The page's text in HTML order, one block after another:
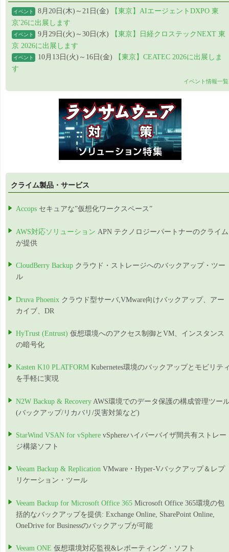
イベント 8月20日(木)～21日(金)
【東京】AIエージェントDXPO 東
京'26に出展します
イベント 9月29日(火)～30日(水)
【東京】日経クロステックNEXT 東
京 2026に出展します
イベント 10月13日(火)～16日(金)
【東京】CEATEC 2026に出展しま
す
イベント情報一覧
クライム製品・サービス
Accops セキュアな”仮想化ワークスペース”
AWS対応ソリューション APN テクノロジーパートナーのクライム
が提供
CloudBerry Backup クラウド・ストレージへのバックアップ・ツー
ル
Druva Phoenix クラウド型サーバ,VMware向けバックアップ、アー
カイブ、DR
HyTrust (Entrust) 仮想環境へのアクセス制御とVM、インスタンス
の暗号化
Kasten K10 PLATFORM Kubernetes環境のバックアップとモビリテ
を手軽に実現
N2W Backup & Recovery AWS環境でのデータ保護の構成管理ツー
(バックアップ/リカバリ/災害対策など)
StarWind VSAN for vSphere vSphereハイパーバイザ間共有ストレー
ジ構築ソフト
Veeam Backup & Replication VMware・Hyper-Vバックアップ＆レプ
リケーション・ツール
Veeam Backup for Microsoft Office 365 Microsoft Office 365環境の包
括的なバックアップを提供: Exchange Online, SharePoint Online,
OneDrive for Businessのバックアップが可能
Veeam ONE 仮想環境対応監視&レポーティング・ソフト